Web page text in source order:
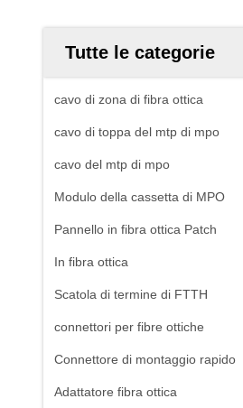
Tutte le categorie
cavo di zona di fibra ottica
cavo di toppa del mtp di mpo
cavo del mtp di mpo
Modulo della cassetta di MPO
Pannello in fibra ottica Patch
In fibra ottica
Scatola di termine di FTTH
connettori per fibre ottiche
Connettore di montaggio rapido
Adattatore fibra ottica